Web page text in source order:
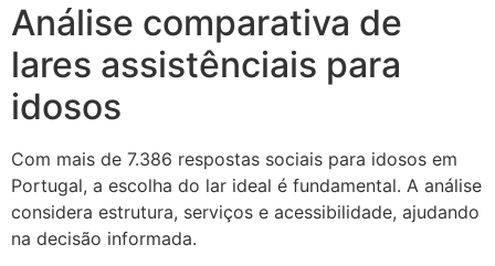
Análise comparativa de
lares assistênciais para
idosos
Com mais de 7.386 respostas sociais para idosos em
Portugal, a escolha do lar ideal é fundamental. A análise
considera estrutura, serviços e acessibilidade, ajudando
na decisão informada.